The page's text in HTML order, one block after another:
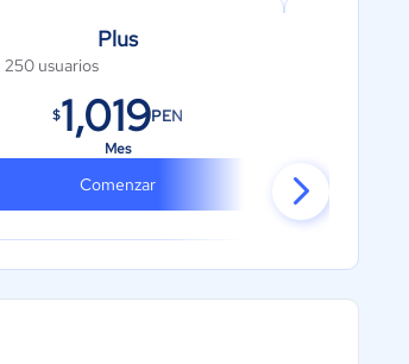
Plus
250 usuarios
$1,019PEN
Mes
Comenzar